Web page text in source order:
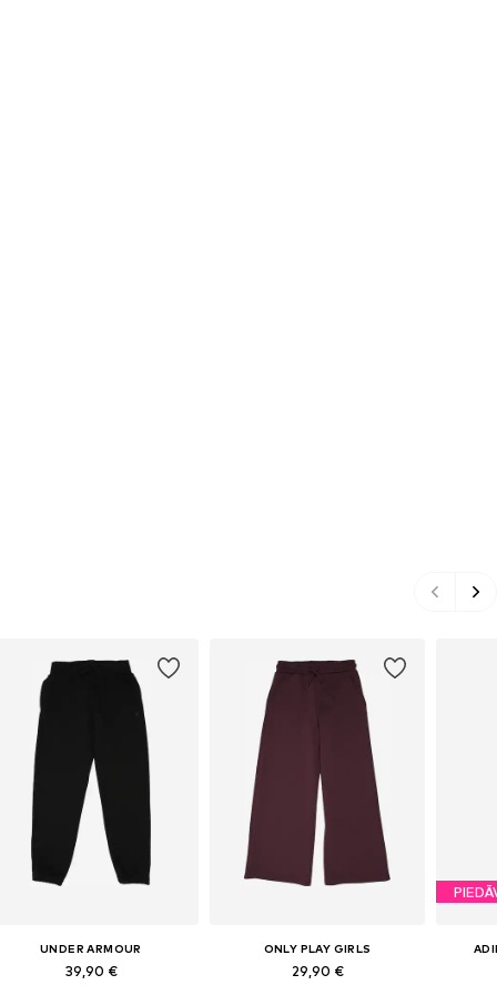
UNDER ARMOUR
39,90 €
ONLY PLAY GIRLS
29,90 €